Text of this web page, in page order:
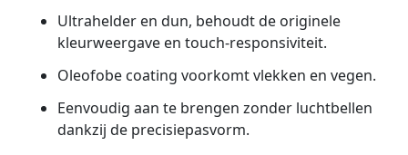
Ultrahelder en dun, behoudt de originele
kleurweergave en touch-responsiviteit.
Oleofobe coating voorkomt vlekken en vegen.
Eenvoudig aan te brengen zonder luchtbellen
dankzij de precisiepasvorm.